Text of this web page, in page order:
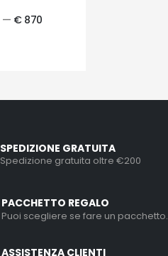
— € 870
SPEDIZIONE GRATUITA
Spedizione gratuita oltre €200
PACCHETTO REGALO
Puoi scegliere se fare un pacchetto.
ASSISTENZA CLIENTI